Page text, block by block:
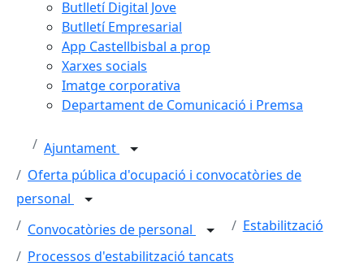
Butlletí Digital Jove
Butlletí Empresarial
App Castellbisbal a prop
Xarxes socials
Imatge corporativa
Departament de Comunicació i Premsa
Ajuntament
Oferta pública d'ocupació i convocatòries de
personal
Convocatòries de personal
Estabilització
Processos d'estabilització tancats